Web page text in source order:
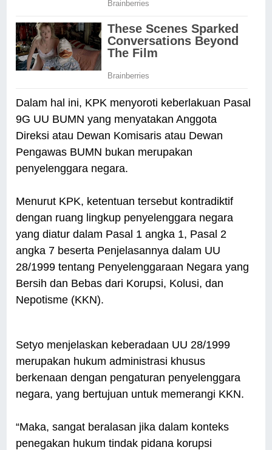
Dalam hal ini, KPK menyoroti keberlakuan Pasal
9G UU BUMN yang menyatakan Anggota
Direksi atau Dewan Komisaris atau Dewan
Pengawas BUMN bukan merupakan
penyelenggara negara.
Menurut KPK, ketentuan tersebut kontradiktif
dengan ruang lingkup penyelenggara negara
yang diatur dalam Pasal 1 angka 1, Pasal 2
angka 7 beserta Penjelasannya dalam UU
28/1999 tentang Penyelenggaraan Negara yang
Bersih dan Bebas dari Korupsi, Kolusi, dan
Nepotisme (KKN).
Setyo menjelaskan keberadaan UU 28/1999
merupakan hukum administrasi khusus
berkenaan dengan pengaturan penyelenggara
negara, yang bertujuan untuk memerangi KKN.
“Maka, sangat beralasan jika dalam konteks
penegakan hukum tindak pidana korupsi